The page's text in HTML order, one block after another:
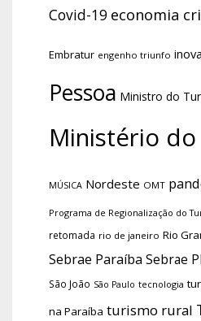
Covid-19 economia
Embratur engenho triunfo
Pessoa Ministro do
Ministério
MÚSICA Nordeste OMT
Programa de Regionalização do
retomada rio de janeiro Rio
Sebrae Paraíba Sebrae
São João São Paulo tecnologia
na Paraíba turismo rural